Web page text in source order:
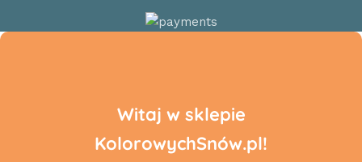
Witaj w sklepie
KolorowychSnów.pl!